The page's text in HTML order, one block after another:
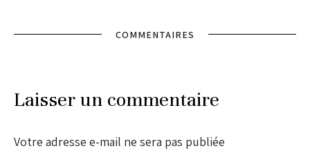
COMMENTAIRES
Laisser un commentaire
Votre adresse e-mail ne sera pas publiée